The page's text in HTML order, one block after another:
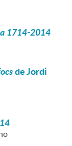
1714-2014
de Jordi